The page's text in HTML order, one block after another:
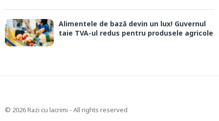
Alimentele de bază devin un lux! Guvernul
taie TVA-ul redus pentru produsele agricole
© 2026 Razi cu lacrimi - All rights reserved